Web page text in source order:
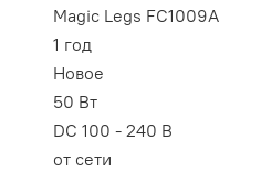
Magic Legs FC1009A
1 год
Новое
50 Вт
DC 100 - 240 В
от сети